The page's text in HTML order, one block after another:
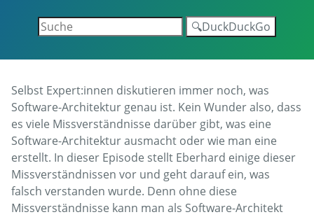
🔍DuckDuckGo
Selbst Expert:innen diskutieren immer noch, was
Software-Architektur genau ist. Kein Wunder also, dass
es viele Missverständnisse darüber gibt, was eine
Software-Architektur ausmacht oder wie man eine
erstellt. In dieser Episode stellt Eberhard einige dieser
Missverständnissen vor und geht darauf ein, was
falsch verstanden wurde. Denn ohne diese
Missverständnisse kann man als Software-Architekt